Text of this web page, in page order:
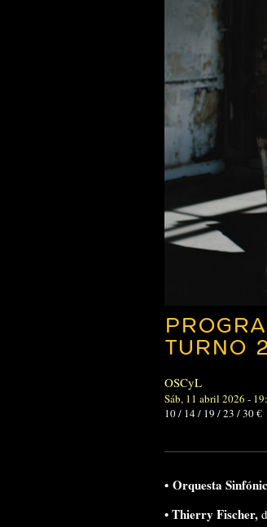
TURNO
OSCyL
Sáb, 11 abril 2026 -
10 / 14 / 19 / 23 / 30 €
• Orquesta
• Thierry Fischer,